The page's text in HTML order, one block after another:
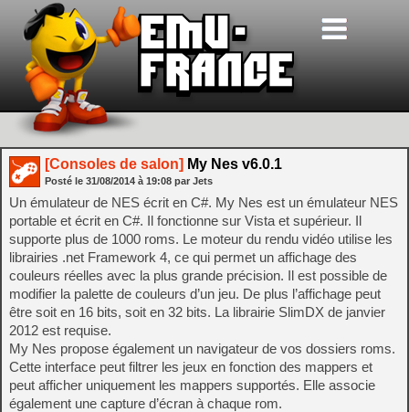
[Consoles de salon] My Nes v6.0.1
Posté le 31/08/2014 à 19:08 par Jets
Un émulateur de NES écrit en C#. My Nes est un émulateur NES
portable et écrit en C#. Il fonctionne sur Vista et supérieur. Il
supporte plus de 1000 roms. Le moteur du rendu vidéo utilise les
librairies .net Framework 4, ce qui permet un affichage des
couleurs réelles avec la plus grande précision. Il est possible de
modifier la palette de couleurs d’un jeu. De plus l’affichage peut
être soit en 16 bits, soit en 32 bits. La librairie SlimDX de janvier
2012 est requise.
My Nes propose également un navigateur de vos dossiers roms.
Cette interface peut filtrer les jeux en fonction des mappers et
peut afficher uniquement les mappers supportés. Elle associe
également une capture d’écran à chaque rom.